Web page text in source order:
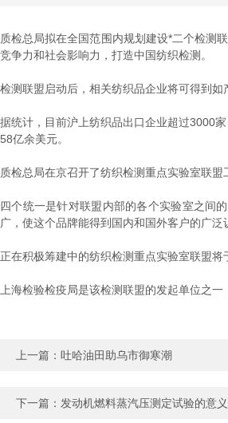
质检总局拟在全国范围内规划建设*二个检测
竞争力和社会影响力，打造中国纺织检测。
检测联盟启动后，相关纺织品企业将可得到
据统计，目前沪上纺织品出口企业超过3000
58亿余美元。
质检总局在京召开了纺织检测重点实验室联
四个统一是针对联盟内部的各个实验室之间
广，使这个品牌能得到国内和国外客户的广
正在积极筹建中的纺织检测重点实验室联盟将
上海检验检疫局是该检测联盟的发起单位之
上一篇： 吐哈油田助乌市御寒潮
下一篇： 发动机燃料蒸汽压测定试验的意